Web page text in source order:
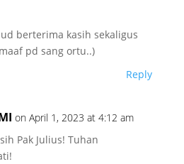
berterima kasih sekaligus
pd sang ortu..)
Reply
on April 1, 2023 at 4:12 am
Pak Julius! Tuhan